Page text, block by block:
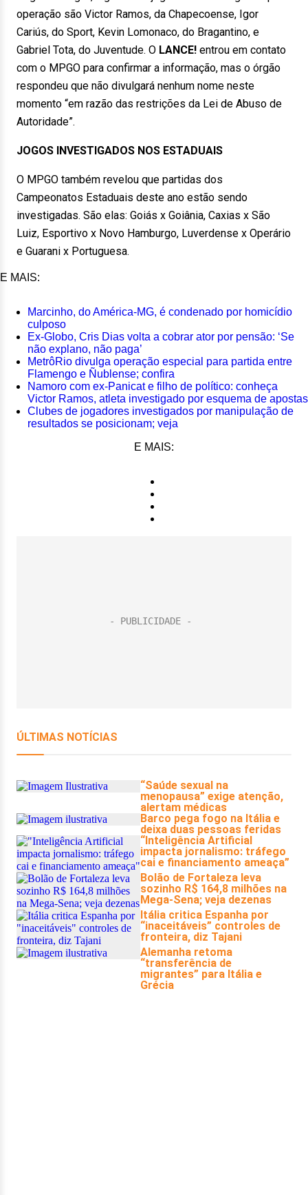
operação são Victor Ramos, da Chapecoense, Igor
Cariús, do Sport, Kevin Lomonaco, do Bragantino, e
Gabriel Tota, do Juventude. O LANCE! entrou em contato
com o MPGO para confirmar a informação, mas o órgão
respondeu que não divulgará nenhum nome neste
momento “em razão das restrições da Lei de Abuso de
Autoridade”.
JOGOS INVESTIGADOS NOS ESTADUAIS
O MPGO também revelou que partidas dos
Campeonatos Estaduais deste ano estão sendo
investigadas. São elas: Goiás x Goiânia, Caxias x São
Luiz, Esportivo x Novo Hamburgo, Luverdense x Operário
e Guarani x Portuguesa.
E MAIS:
Marcinho, do América-MG, é condenado por homicídio
culposo
Ex-Globo, Cris Dias volta a cobrar ator por pensão: ‘Se
não explano, não paga’
MetrôRio divulga operação especial para partida entre
Flamengo e Ñublense; confira
Namoro com ex-Panicat e filho de político: conheça
Victor Ramos, atleta investigado por esquema de apostas
Clubes de jogadores investigados por manipulação de
resultados se posicionam; veja
E MAIS: